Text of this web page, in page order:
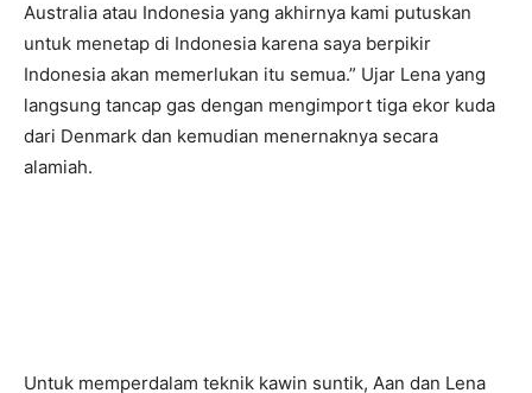
Australia atau Indonesia yang akhirnya kami putuskan
untuk menetap di Indonesia karena saya berpikir
Indonesia akan memerlukan itu semua.” Ujar Lena yang
langsung tancap gas dengan mengimport tiga ekor kuda
dari Denmark dan kemudian menernaknya secara
alamiah.
Untuk memperdalam teknik kawin suntik, Aan dan Lena